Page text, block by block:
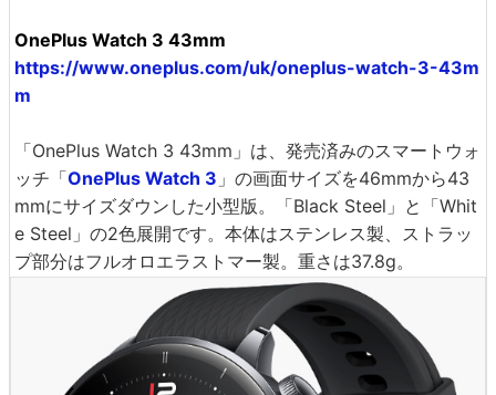
OnePlus Watch 3 43mm
https://www.oneplus.com/uk/oneplus-watch-3-43m
m
「OnePlus Watch 3 43mm」は、発売済みのスマートウォ
ッチ「OnePlus Watch 3 」の画面サイズを46mmから43
mmにサイズダウンした小型版。「Black Steel」と「Whit
e Steel」の2色展開です。本体はステンレス製、ストラッ
プ部分はフルオロエラストマー製。重さは37.8g。